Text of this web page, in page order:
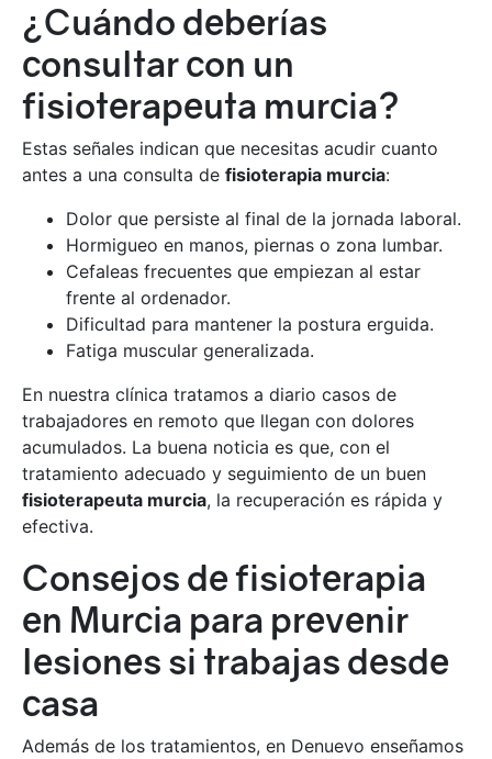
¿Cuándo deberías
consultar con un
fisioterapeuta murcia?
Estas señales indican que necesitas acudir cuanto
antes a una consulta de fisioterapia murcia:
Dolor que persiste al final de la jornada laboral.
Hormigueo en manos, piernas o zona lumbar.
Cefaleas frecuentes que empiezan al estar
frente al ordenador.
Dificultad para mantener la postura erguida.
Fatiga muscular generalizada.
En nuestra clínica tratamos a diario casos de
trabajadores en remoto que llegan con dolores
acumulados. La buena noticia es que, con el
tratamiento adecuado y seguimiento de un buen
fisioterapeuta murcia, la recuperación es rápida y
efectiva.
Consejos de fisioterapia
en Murcia para prevenir
lesiones si trabajas desde
casa
Además de los tratamientos, en Denuevo enseñamos